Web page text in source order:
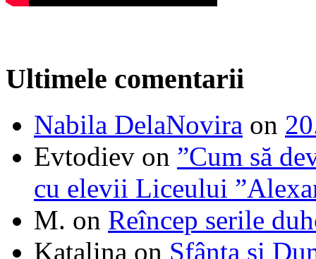
Ultimele comentarii
Nabila DelaNovira on
Evtodiev on ”Cum să
cu elevii Liceului
M. on Reîncep serile
Katalina on Sfânta şi